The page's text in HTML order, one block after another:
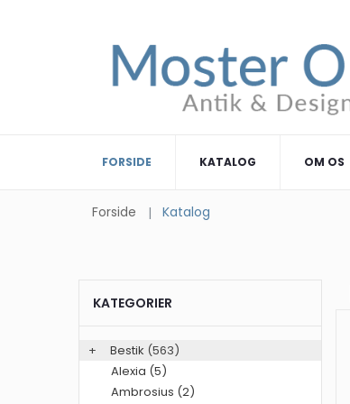
FORSIDE KATALOG OM OS
Forside Katalog
KATEGORIER
+ Bestik (563)
Alexia (5)
Ambrosius (2)